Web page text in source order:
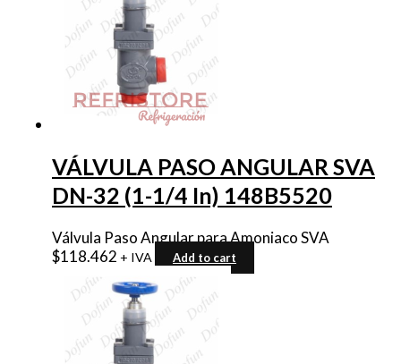
VÁLVULA PASO ANGULAR SVA
DN-32 (1-1/4 In) 148B5520
Válvula Paso Angular para Amoniaco SVA
$118.462 + IVA Add to cart